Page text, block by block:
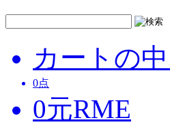
カートの中
0点
0元RME